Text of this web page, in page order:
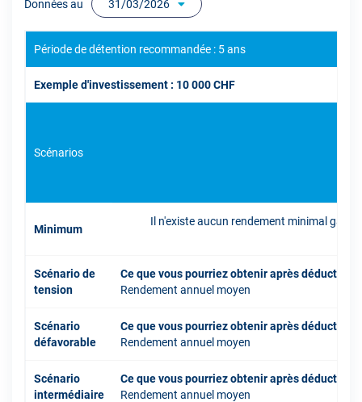
Données au 31/03/2026
Période de détention recommandée : 5 ans
Exemple d'investissement : 10 000 CHF
Scénarios
Minimum
Il n'existe aucun rendement minimal
Scénario de
tension
Ce que vous pourriez obtenir après déduction
Rendement annuel moyen
Scénario
défavorable
Ce que vous pourriez obtenir après déduction
Rendement annuel moyen
Scénario
intermédiaire
Ce que vous pourriez obtenir après déduction
Rendement annuel moyen